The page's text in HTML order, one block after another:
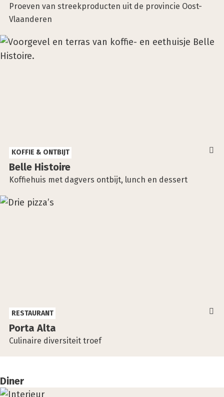
Proeven van streekproducten uit de provincie Oost-
Vlaanderen
Bel­le His­toi­re
Koffiehuis met dagvers ontbijt, lunch en dessert
KOFFIE & ONTBIJT
Por­ta Alta
Culinaire diversiteit troef
RESTAURANT
Diner